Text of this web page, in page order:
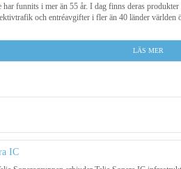
har funnits i mer än 55 år. I dag finns deras
och entréavgifter i fler än 40 länder världen
LÄS MER
IC